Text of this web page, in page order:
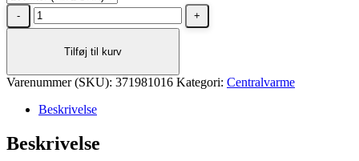
Metro
Therm
til
rør
antal
Tilføj til kurv
Varenummer (SKU): 371981016 Kategori: Centralvarme
Beskrivelse
Beskrivelse